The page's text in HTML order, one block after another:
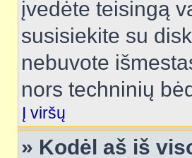
įvedėte teisingą
susisiekite su
nebuvote
nors techninių
Į viršų
» Kodėl aš iš